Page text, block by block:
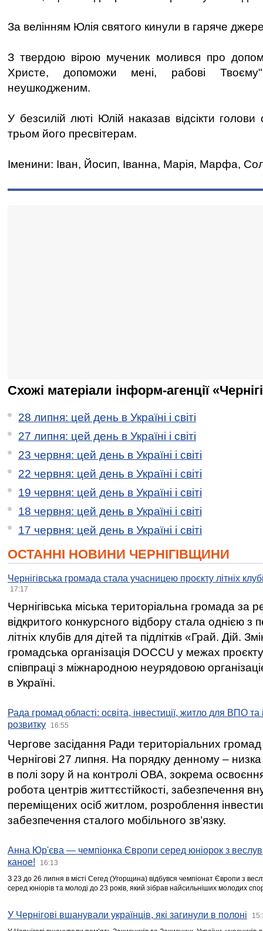
За велінням Юлія святого кинули в гаряче
З твердою вірою мученик молився про
Христе, допоможи мені, рабові
неушкодженим.
У безсилій люті Юлій наказав відсікти голови
трьом його пресвітерам.
Іменини: Іван, Йосип, Іванна, Марія, Марфа,
Схожі матеріали інформ-агенції
28 липня: цей день в Україні і світі
27 липня: цей день в Україні і світі
23 червня: цей день в Україні і світі
22 червня: цей день в Україні і світі
19 червня: цей день в Україні і світі
18 червня: цей день в Україні і світі
17 червня: цей день в Україні і світі
ОСТАННІ НОВИНИ ЧЕРНІГІВЩИНИ
Чернігівська громада стала учасницею проєкту літніх
17:17
Чернігівська міська територіальна громада за
відкритого конкурсного відбору стала однією
літніх клубів для дітей та підлітків «Грай. Дій.
громадська організація DOCCU у межах
співпраці з міжнародною неурядовою
в Україні.
Рада громад області: освіта, інвестиції, житло для ВПО
розвитку
16:55
Чергове засідання Ради територіальних громад
Чернігові 27 липня. На порядку денному –
в полі зору й на контролі ОВА, зокрема освоєння
робота центрів життєстійкості, забезпечення
переміщених осіб житлом, розроблення
забезпечення сталого мобільного зв’язку.
Анна Юр'єва — чемпіонка Європи серед юніорок з
каное!
16:13
З 23 до 26 липня в місті Сегед (Угорщина) відбувся чемпіонат Європи з
серед юніорів та молоді до 23 років, який зібрав найсильніших молодих
У Чернігові вшанували українців, які загинули в полоні